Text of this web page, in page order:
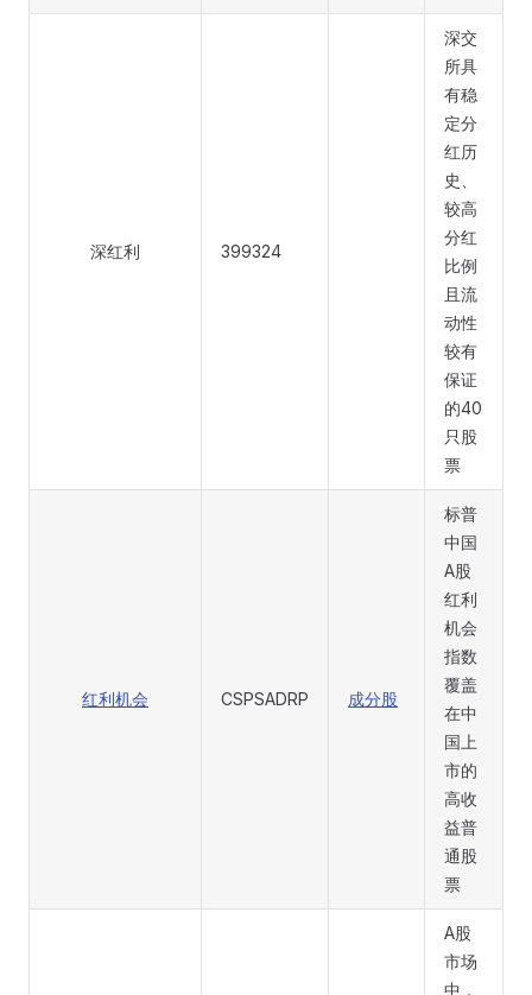
深红利 399324
深交
所具
有稳
定分
红历
史、
较高
分红
比例
且流
动性
较有
保证
的40
只股
票
红利机会 CSPSADRP 成分股
标普
中国
A股
红利
机会
指数
覆盖
在中
国上
市的
高收
益普
通股
票
A股
市场
中，